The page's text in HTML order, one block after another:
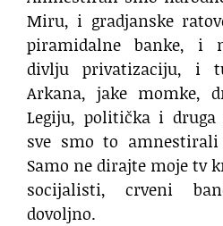
Miru, i gradjanske
piramidalne banke, i
divlju privatizaciju, i
Arkana, jake momke,
Legiju, politička i
sve smo to
Samo ne dirajte moje tv
socijalisti, crveni
dovoljno.